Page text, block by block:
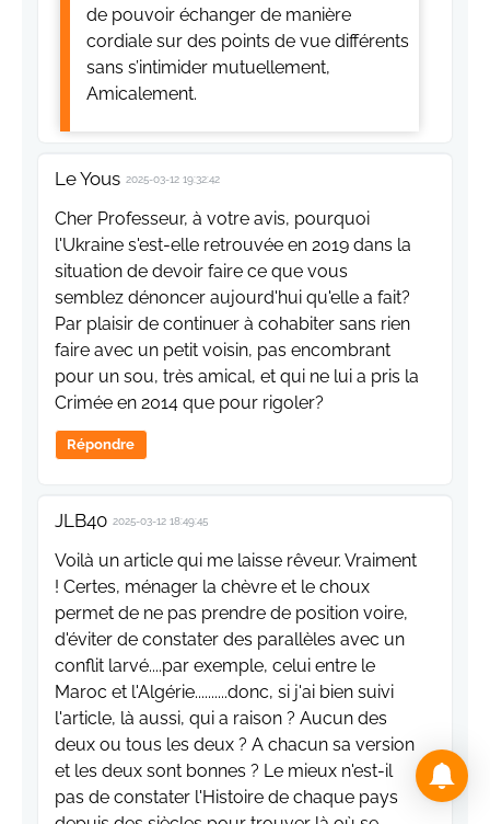
de pouvoir échanger de manière
cordiale sur des points de vue différents
sans s’intimider mutuellement,
Amicalement.
Le Yous 2025-03-12 19:32:42
Cher Professeur, à votre avis, pourquoi
l'Ukraine s'est-elle retrouvée en 2019 dans la
situation de devoir faire ce que vous
semblez dénoncer aujourd'hui qu'elle a fait?
Par plaisir de continuer à cohabiter sans rien
faire avec un petit voisin, pas encombrant
pour un sou, très amical, et qui ne lui a pris la
Crimée en 2014 que pour rigoler?
Répondre
JLB40 2025-03-12 18:49:45
Voilà un article qui me laisse rêveur. Vraiment
! Certes, ménager la chèvre et le choux
permet de ne pas prendre de position voire,
d'éviter de constater des parallèles avec un
conflit larvé....par exemple, celui entre le
Maroc et l'Algérie..........donc, si j'ai bien suivi
l'article, là aussi, qui a raison ? Aucun des
deux ou tous les deux ? A chacun sa version
et les deux sont bonnes ? Le mieux n'est-il
pas de constater l'Histoire de chaque pays